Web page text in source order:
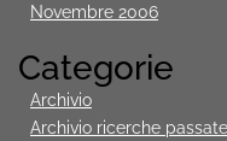
Novembre 2006
Categorie
Archivio
Archivio ricerche passate